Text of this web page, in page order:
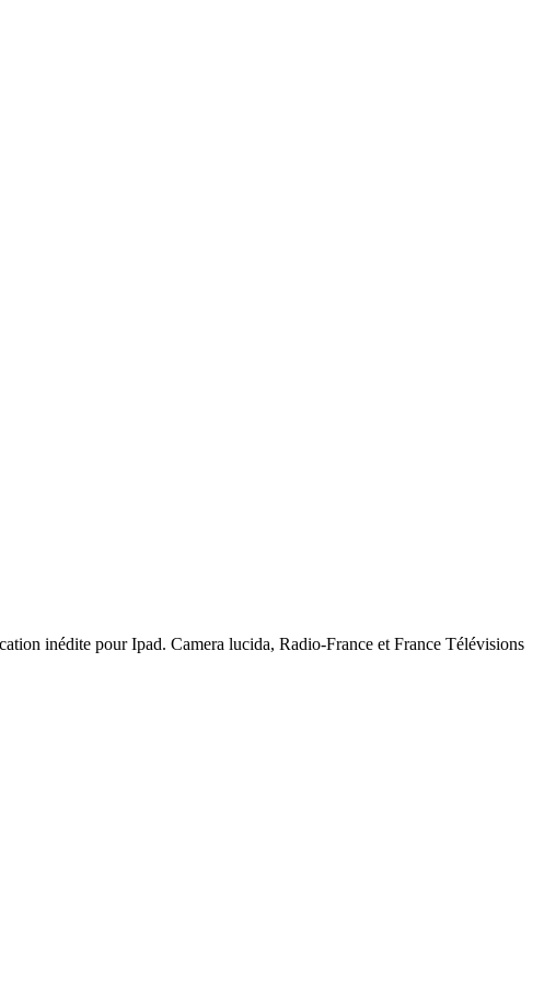
inédite pour Ipad. Camera lucida, Radio-France et France Télévisions